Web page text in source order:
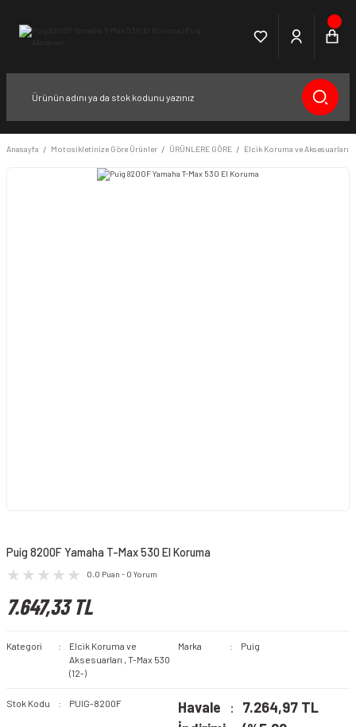
Anasayfa Motosikletinize Göre Ürünler ÜRÜNLERE GÖRE Elcik Koruma ve Aksesuarları
Puig 8200F Yamaha T-Max 530 El Koruma
0.0 Puan - 0 Yorum
7.647,33 TL
Kategori
Elcik Koruma ve
Aksesuarları , T-Max 530
(12-)
Marka Puig
Stok Kodu PUIG-8200F
Havale
7.264,97 TL